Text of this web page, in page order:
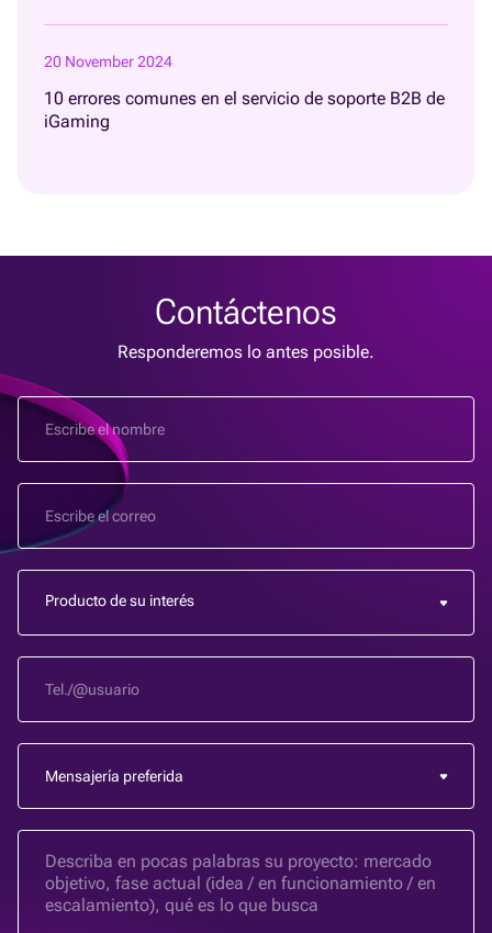
20 November 2024
10 errores comunes en el servicio de soporte B2B de
iGaming
Contáctenos
Responderemos lo antes posible.
Producto de su interés